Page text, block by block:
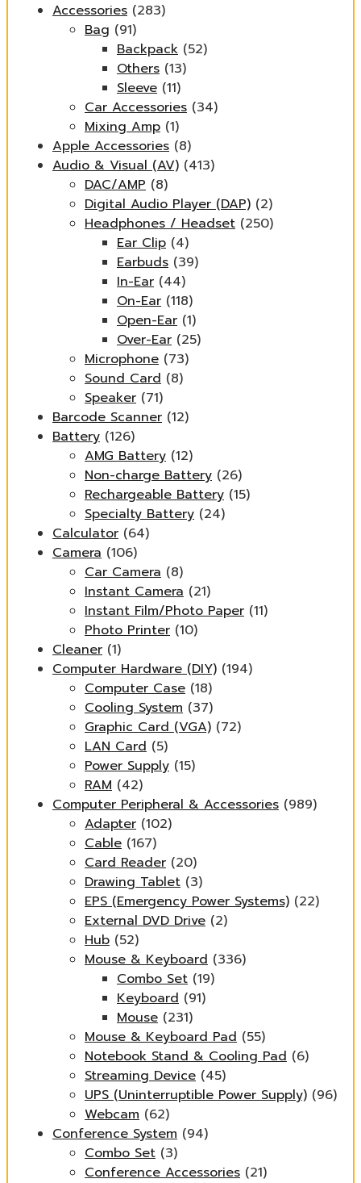
Accessories (283)
Bag (91)
Backpack (52)
Others (13)
Sleeve (11)
Car Accessories (34)
Mixing Amp (1)
Apple Accessories (8)
Audio & Visual (AV) (413)
DAC/AMP (8)
Digital Audio Player (DAP) (2)
Headphones / Headset (250)
Ear Clip (4)
Earbuds (39)
In-Ear (44)
On-Ear (118)
Open-Ear (1)
Over-Ear (25)
Microphone (73)
Sound Card (8)
Speaker (71)
Barcode Scanner (12)
Battery (126)
AMG Battery (12)
Non-charge Battery (26)
Rechargeable Battery (15)
Specialty Battery (24)
Calculator (64)
Camera (106)
Car Camera (8)
Instant Camera (21)
Instant Film/Photo Paper (11)
Photo Printer (10)
Cleaner (1)
Computer Hardware (DIY) (194)
Computer Case (18)
Cooling System (37)
Graphic Card (VGA) (72)
LAN Card (5)
Power Supply (15)
RAM (42)
Computer Peripheral & Accessories (989)
Adapter (102)
Cable (167)
Card Reader (20)
Drawing Tablet (3)
EPS (Emergency Power Systems) (22)
External DVD Drive (2)
Hub (52)
Mouse & Keyboard (336)
Combo Set (19)
Keyboard (91)
Mouse (231)
Mouse & Keyboard Pad (55)
Notebook Stand & Cooling Pad (6)
Streaming Device (45)
UPS (Uninterruptible Power Supply) (96)
Webcam (62)
Conference System (94)
Combo Set (3)
Conference Accessories (21)